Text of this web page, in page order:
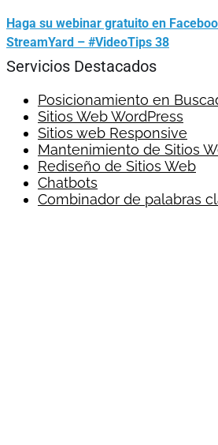
Haga su webinar gratuito en
StreamYard – #VideoTips 38
Servicios Destacados
Posicionamiento en
Sitios Web WordPress
Sitios web Responsive
Mantenimiento de Sitios
Rediseño de Sitios Web
Chatbots
Combinador de palabras